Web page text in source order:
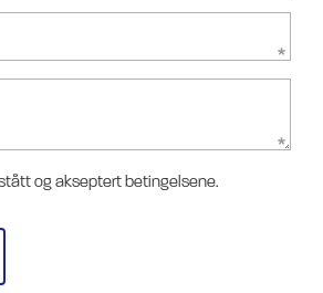
og akseptert betingelsene.